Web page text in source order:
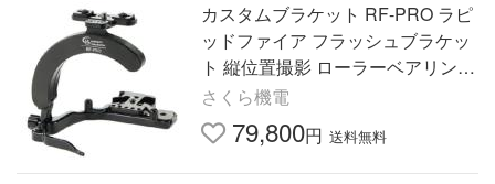
カスタムブラケット RF-PRO ラピ
ッドファイア フラッシュブラケッ
ト 縦位置撮影 ローラーベアリング
Custom Brackets 1/4ネジ キヤノン
ニコン ソニー 一眼対応
さくら機電
79,800円 送料無料